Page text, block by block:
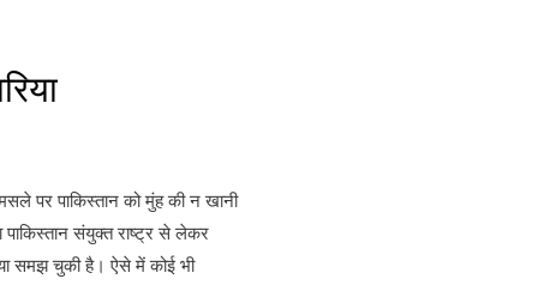
मसले पर पाकिस्तान को मुंह की न खानी
संयुक्त राष्ट्र से लेकर
समझ चुकी है। ऐसे में कोई भी